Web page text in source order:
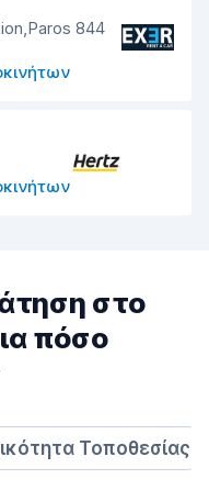
844
στο
πόσο
Τοποθεσίας